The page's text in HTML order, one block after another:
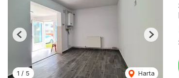
1 / 5 Harta
Previous Next